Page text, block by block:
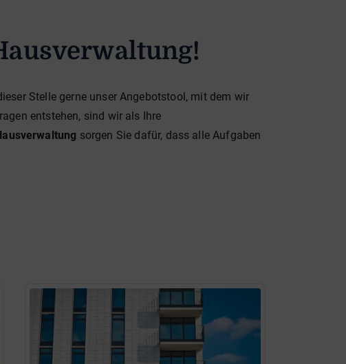
Stelle gerne unser Angebotstool, mit dem wir
entstehen, sind wir als Ihre
sorgen Sie dafür, dass alle Aufgaben